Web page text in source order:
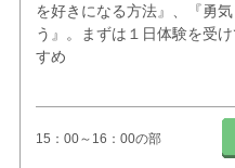
を好きになる方法』、『勇
う』。まずは１日体験を受
すめ
15：00～16：00の部